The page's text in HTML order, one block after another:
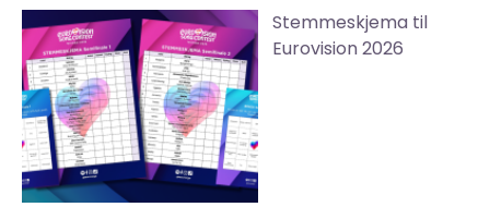
Stemmeskjema til
Eurovision 2026